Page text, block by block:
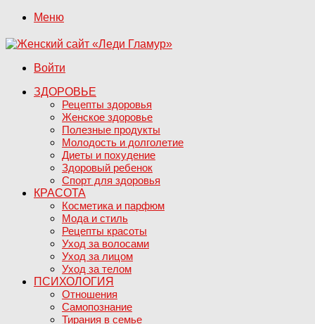
Меню
Войти
ЗДОРОВЬЕ
Рецепты здоровья
Женское здоровье
Полезные продукты
Молодость и долголетие
Диеты и похудение
Здоровый ребенок
Спорт для здоровья
КРАСОТА
Косметика и парфюм
Мода и стиль
Рецепты красоты
Уход за волосами
Уход за лицом
Уход за телом
ПСИХОЛОГИЯ
Отношения
Самопознание
Тирания в семье